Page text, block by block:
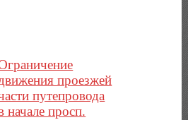
проезжей
путепровода
начале просп.